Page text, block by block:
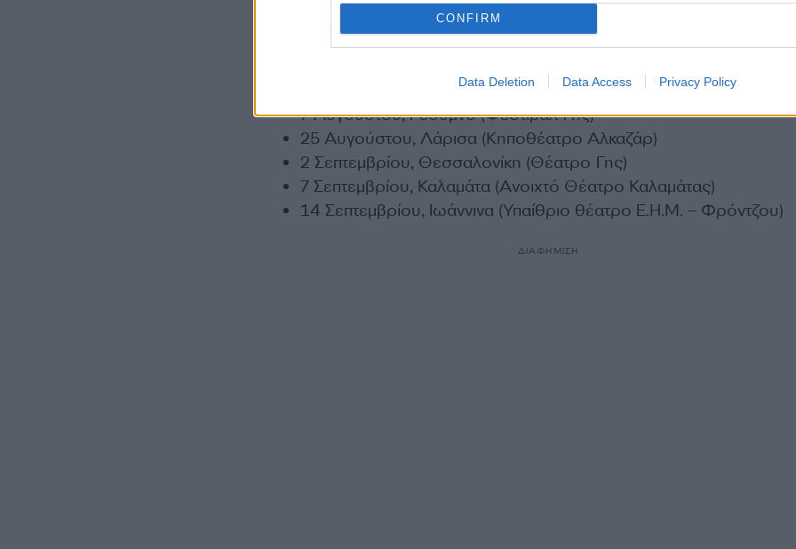
CONFIRM
Data Deletion Data Access Privacy Policy
23 Ιουνίου, Αλεξανδρούπολη (Θέατρο Αλτιναλμάζη)
5 Αυγούστου, Χανιά (Εθνικό Στάδιο Χανίων)
7 Αυγούστου, Ρέθυμνο (Φεστιβάλ Γης)
25 Αυγούστου, Λάρισα (Κηποθέατρο Αλκαζάρ)
2 Σεπτεμβρίου, Θεσσαλονίκη (Θέατρο Γης)
7 Σεπτεμβρίου, Καλαμάτα (Ανοιχτό Θέατρο Καλαμάτας)
14 Σεπτεμβρίου, Ιωάννινα (Υπαίθριο θέατρο Ε.Η.Μ. – Φρόντζου)
ΔΙΑΦΗΜΙΣΗ